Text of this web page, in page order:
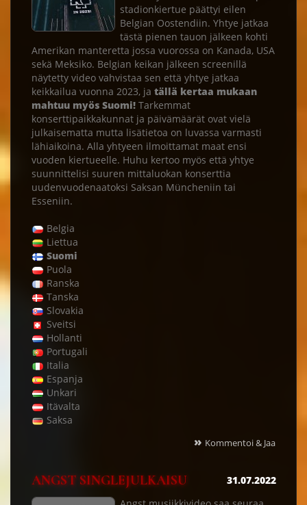
stadionkiertue päättyi eilen
Belgian Oostendiin. Yhtye jatkaa
tästä pienen tauon jälkeen kohti
Amerikan manteretta jossa vuorossa on Kanada, USA
sekä Meksiko. Belgian keikan jälkeen screenillä
näytetty video vahvistaa sen että yhtye jatkaa
keikkailua vuonna 2023, ja tällä kertaa mukaan
mahtuu myös Suomi! Tarkemmat
konserttipaikkakunnat ja päivämäärät ovat vielä
julkaisematta mutta lisätietoa on luvassa varmasti
lähiaikoina. Alla yhtyeen ilmoittamat maat ensi
vuoden kiertueelle. Huhu kertoo myös että yhtye
suunnittelisi suuren mittaluokan konserttia
uudenvuodenaatoksi Saksan Müncheniin tai
Esseniin.
Belgia
Liettua
Suomi
Puola
Ranska
Tanska
Slovakia
Sveitsi
Hollanti
Portugali
Italia
Espanja
Unkari
Itävalta
Saksa
» Kommentoi & Jaa
ANGST SINGLEJULKAISU
31.07.2022